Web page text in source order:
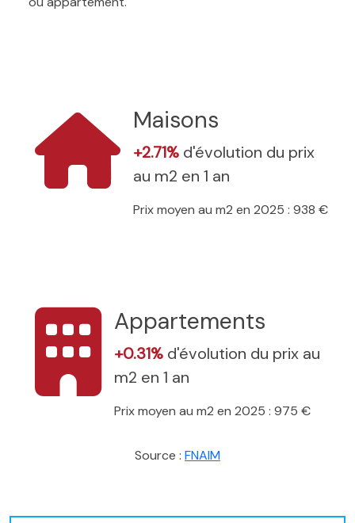
Maisons
+2.71% d'évolution du prix
au m2 en 1 an
Prix moyen au m2 en 2025 : 938 €
Appartements
+0.31% d'évolution du prix au
m2 en 1 an
Prix moyen au m2 en 2025 : 975 €
Source : FNAIM